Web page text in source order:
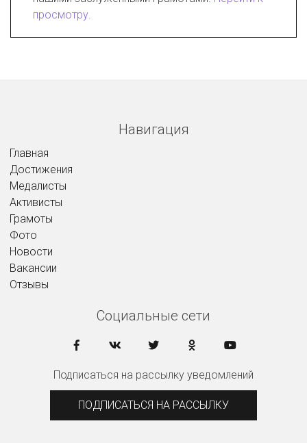
просмотру.
Навигация
Главная
Достижения
Медалисты
Активисты
Грамоты
Фото
Новости
Вакансии
Отзывы
Социальные сети
Подписаться на рассылку уведомлений
ПОДПИСАТЬСЯ НА РАССЫЛКУ